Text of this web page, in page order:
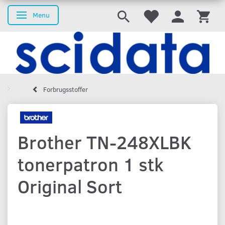
Skifte navigation
Menu
Forbrugsstoffer
Brother TN-248XLBK
tonerpatron 1 stk
Original Sort